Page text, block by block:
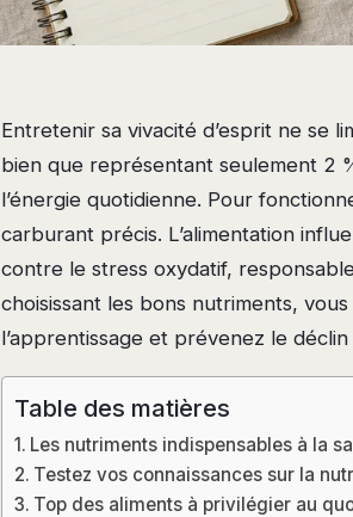
Entretenir sa vivacité d’esprit ne se
bien que représentant seulement 2
l’énergie quotidienne. Pour
carburant précis. L’alimentation
contre le stress oxydatif,
choisissant les bons nutriments,
l’apprentissage et prévenez le déclin
Table des matières
Les nutriments indispensables à la
Testez vos connaissances sur la
Top des aliments à privilégier au